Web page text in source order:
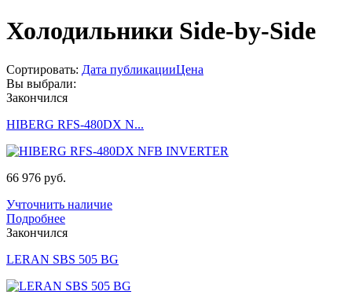
Холодильники Side-by-Side
Сортировать: Дата публикацииЦена
Вы выбрали:
Закончился
HIBERG RFS-480DX N...
66 976 руб.
Учточнить наличие
Подробнее
Закончился
LERAN SBS 505 BG